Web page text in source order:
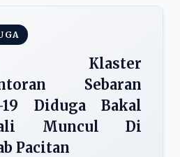
Klaster
Sebaran
19 Diduga Bakal
Muncul Di
Pacitan